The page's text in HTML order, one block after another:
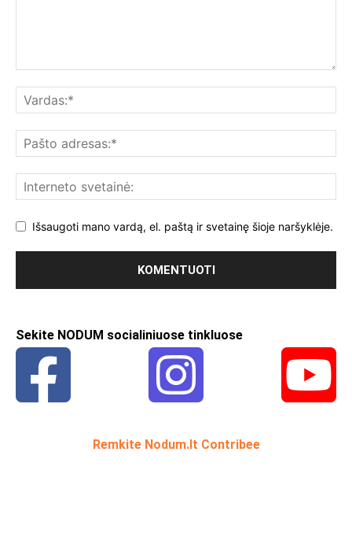
Išsaugoti mano vardą, el. paštą ir svetainę šioje naršyklėje.
Sekite NODUM socialiniuose tinkluose
Remkite Nodum.lt Contribee